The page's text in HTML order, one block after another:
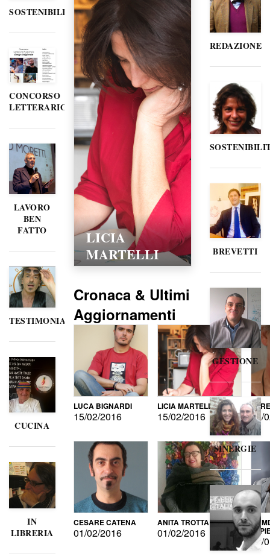
SOSTENIBILITÀ
CONCORSO
LETTERARIO
LAVORO
BEN
FATTO
TESTIMONIANZE
CUCINA
IN
LIBRERIA
LORELLA
POZZI
Cronaca & Ultimi
Aggiornamenti
LUCA BIGNARDI
15/02/2016
LICIA MARTELLI
15/02/2016 15/
CESARE CATENA
01/02/2016
ANITA TROTTA
01/02/2016 DI
15/
REDAZIONE
BREVETTI
GESTIONE
SINERGIE